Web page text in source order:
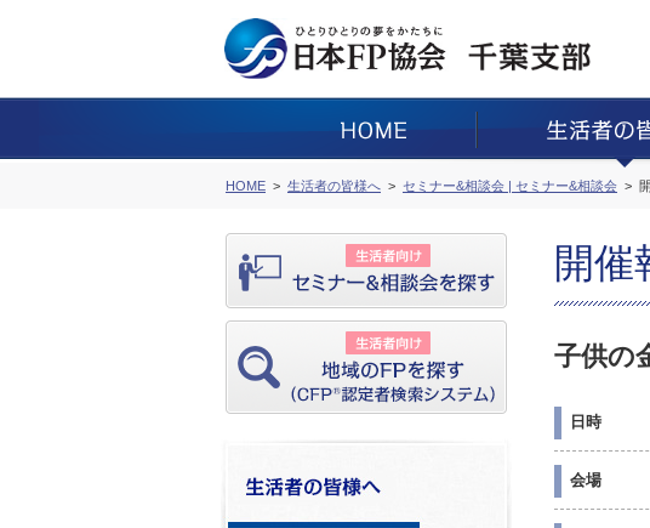
HOME 生活者の皆様へ セミナー&相談会 | セミナー&相談会
開催
子供の
日時
会場